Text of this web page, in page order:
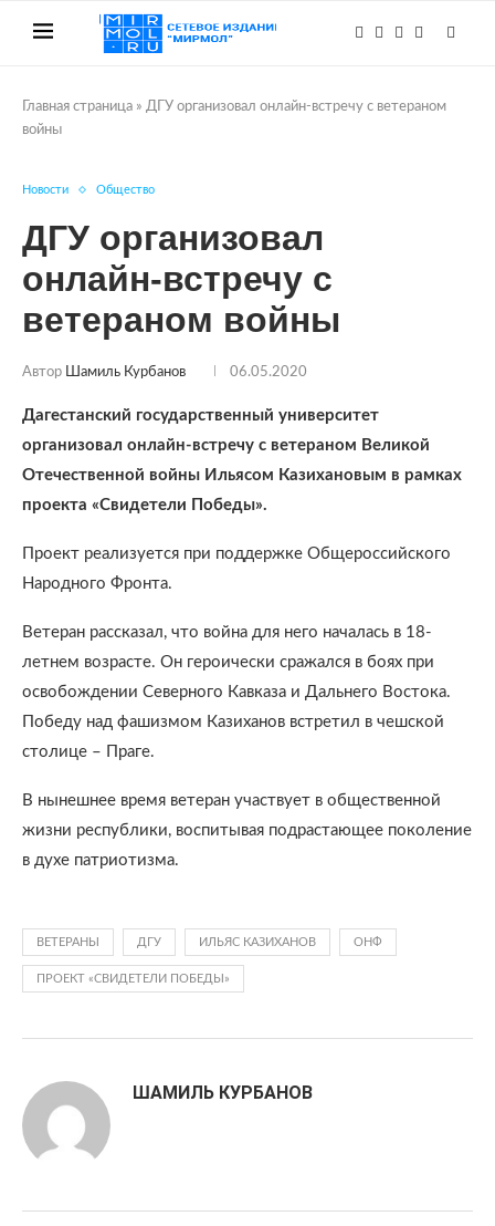
Главная страница » ДГУ организовал онлайн-встречу с ветераном
войны
Новости Общество
ДГУ организовал
онлайн-встречу с
ветераном войны
Автор Шамиль Курбанов 06.05.2020
Дагестанский государственный университет
организовал онлайн-встречу с ветераном Великой
Отечественной войны Ильясом Казихановым в рамках
проекта «Свидетели Победы».
Проект реализуется при поддержке Общероссийского
Народного Фронта.
Ветеран рассказал, что война для него началась в 18-
летнем возрасте. Он героически сражался в боях при
освобождении Северного Кавказа и Дальнего Востока.
Победу над фашизмом Казиханов встретил в чешской
столице – Праге.
В нынешнее время ветеран участвует в общественной
жизни республики, воспитывая подрастающее поколение
в духе патриотизма.
ВЕТЕРАНЫ ДГУ ИЛЬЯС КАЗИХАНОВ ОНФ
ПРОЕКТ «СВИДЕТЕЛИ ПОБЕДЫ»
ШАМИЛЬ КУРБАНОВ